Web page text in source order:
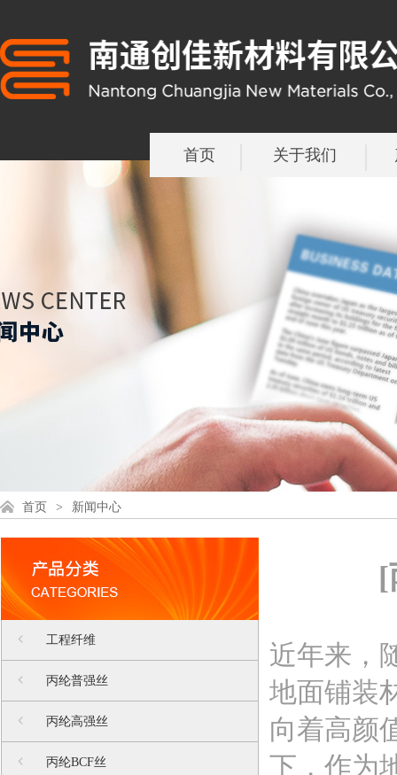
首页 关于我们
首页 > 新闻中心
工程纤维
丙纶普强丝
丙纶高强丝
丙纶BCF丝
[
近年来，
地面铺装
向着高颜
下，作为